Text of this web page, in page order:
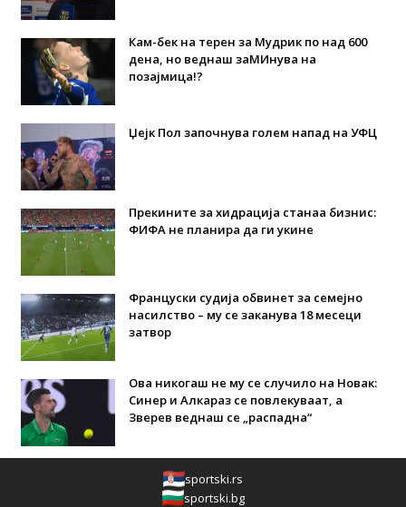
Кам-бек на терен за Мудрик по над 600
дена, но веднаш заМИнува на
позајмица!?
Џејк Пол започнува голем напад на УФЦ
Прекините за хидрација станаа бизнис:
ФИФА не планира да ги укине
Француски судија обвинет за семејно
насилство – му се заканува 18 месеци
затвор
Ова никогаш не му се случило на Новак:
Синер и Алкараз се повлекуваат, а
Зверев веднаш се „распадна“
sportski.rs
sportski.bg